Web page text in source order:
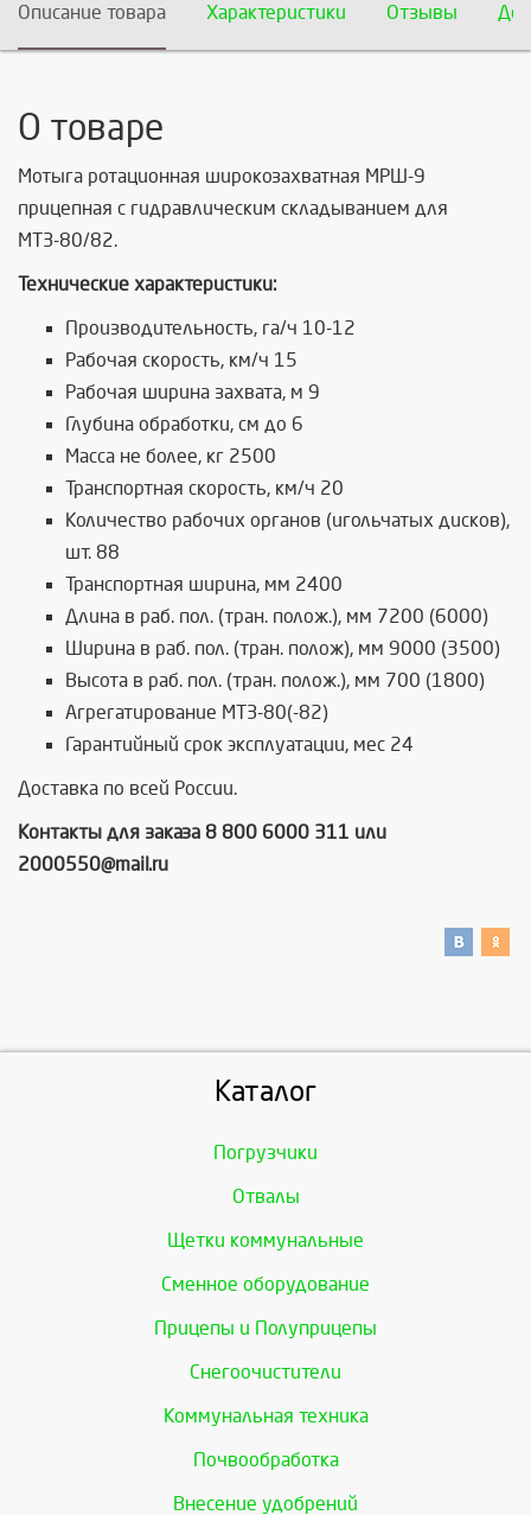
Описание товара Характеристики Отзывы
О товаре
Мотыга ротационная широкозахватная МРШ-9
прицепная с гидравлическим складыванием для
МТЗ-80/82.
Технические характеристики:
Производительность, га/ч 10-12
Рабочая скорость, км/ч 15
Рабочая ширина захвата, м 9
Глубина обработки, см до 6
Масса не более, кг 2500
Транспортная скорость, км/ч 20
Количество рабочих органов (игольчатых дисков),
шт. 88
Транспортная ширина, мм 2400
Длина в раб. пол. (тран. полож.), мм 7200 (6000)
Ширина в раб. пол. (тран. полож), мм 9000 (3500)
Высота в раб. пол. (тран. полож.), мм 700 (1800)
Агрегатирование МТЗ-80(-82)
Гарантийный срок эксплуатации, мес 24
Доставка по всей России.
Контакты для заказа 8 800 6000 311 или
2000550@mail.ru
Каталог
Погрузчики
Отвалы
Щетки коммунальные
Сменное оборудование
Прицепы и Полуприцепы
Снегоочистители
Коммунальная техника
Почвообработка
Внесение удобрений